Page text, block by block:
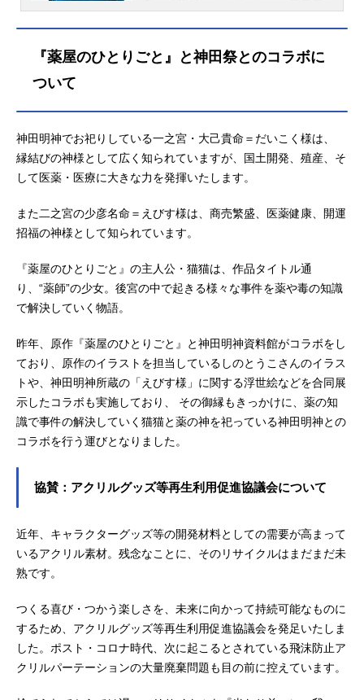
を演じています。こちらでは、大塚
『薬屋のひとりごと』と神田祭とのコラボに
ついて
神田明神でお祀りしている一之宮・大己貴命＝だいこく様は、
縁結びの神様として広く知られていますが、国土開発、殖産、そ
して医薬・医療に大きな力を発揮いたします。
また二之宮の少彦名命＝えびす様は、商売繁盛、医薬健康、開運
招福の神様として知られています。
『薬屋のひとりごと』の主人公・猫猫は、作品タイトル通
り、“薬師”の少女。後宮の中で起きる様々な事件を薬や毒の知識
で解決していく物語。
昨年、原作『薬屋のひとりごと』と神田明神資料館がコラボをし
ており、原作のイラストを担当しているしのとうこさんのイラス
トや、神田明神所蔵の「えびす様」に関する浮世絵などを合同展
示したコラボも実施しており、 その御縁もきっかけに、薬の知
識で事件の解決していく猫猫と薬の神を祀っている神田明神との
コラボを行う運びとなりました。
協賛：アクリルグッズ等再生利用促進協議会について
近年、キャラクターグッズ等の開発材料としての需要が高まって
いるアクリル素材。残念なことに、そのリサイクルはまだまだ未
熟です。
つくる喜び・つかう楽しさを、未来に向かって持続可能なものに
するため、アクリルグッズ等再生利用促進協議会を発足いたしま
した。ポスト・コロナ時代、次に起こるとされている飛沫防止ア
クリルパーテーションの大量廃棄問題も目の前に控えています。